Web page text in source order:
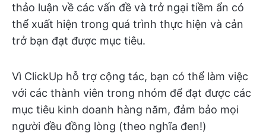
thảo luận về các vấn đề và trở ngại tiềm ẩn có
thể xuất hiện trong quá trình thực hiện và cản
trở bạn đạt được mục tiêu.
Vì ClickUp hỗ trợ cộng tác, bạn có thể làm việc
với các thành viên trong nhóm để đạt được các
mục tiêu kinh doanh hàng năm, đảm bảo mọi
người đều đồng lòng (theo nghĩa đen!)